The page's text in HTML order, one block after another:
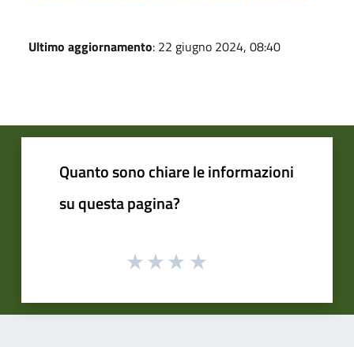
Ultimo aggiornamento: 22 giugno 2024, 08:40
Quanto sono chiare le informazioni
su questa pagina?